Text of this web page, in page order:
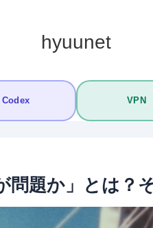
hyuunet
Codex VPN
題か」とは？